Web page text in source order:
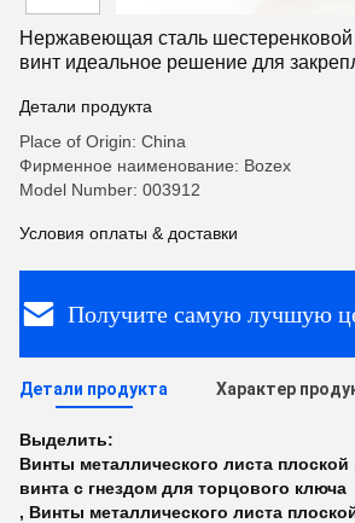
Нержавеющая сталь шестеренковой
винт идеальное решение для
Детали продукта
Place of Origin: China
Фирменное наименование: Bozex
Model Number: 003912
Условия оплаты & доставки
Получите самую лучшую
Детали продукта Характер
Выделить:
Винты металлического листа плоской
винта с гнездом для торцового ключа
, Винты металлического листа